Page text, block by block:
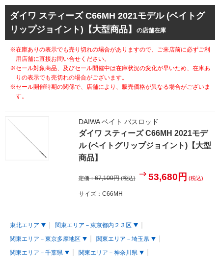
ダイワ スティーズ C66MH 2021モデル (ベイトグ
リップジョイント)【大型商品】
の店舗在庫
※在庫ありの表示でも売り切れの場合がありますので、ご来店前に必ずご利
用店舗に直接お問い合せください。
※セール対象商品、及びセール開催中は在庫状況の変化が早いため、在庫あ
りの表示でも売切れの場合がございます。
※セール開催時期の関係で、店舗により、販売価格が異なる場合がございま
す。
DAIWA ベイト バスロッド
ダイワ スティーズ C66MH 2021モデ
ル (ベイトグリップジョイント)【大型
商品】
定価：67,100円(税込) 53,680円 (税込)
サイズ：C66MH
東北エリア
関東エリア－東京都内２３区
関東エリア－東京多摩地区
関東エリア－埼玉県
関東エリア－千葉県
関東エリア－神奈川県